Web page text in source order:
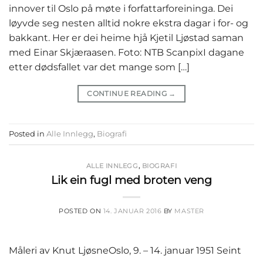
innover til Oslo på møte i forfattarforeininga. Dei
løyvde seg nesten alltid nokre ekstra dagar i for- og
bakkant. Her er dei heime hjå Kjetil Ljøstad saman
med Einar Skjæraasen. Foto: NTB ScanpixI dagane
etter dødsfallet var det mange som […]
CONTINUE READING →
Posted in Alle Innlegg, Biografi
ALLE INNLEGG, BIOGRAFI
Lik ein fugl med broten veng
POSTED ON 14. JANUAR 2016 BY MASTER
Måleri av Knut LjøsneOslo, 9. – 14. januar 1951 Seint